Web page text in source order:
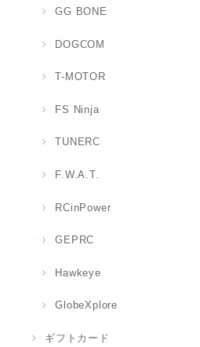
GG BONE
DOGCOM
T-MOTOR
FS Ninja
TUNERC
F.W.A.T.
RCinPower
GEPRC
Hawkeye
GlobeXplore
ギフトカード